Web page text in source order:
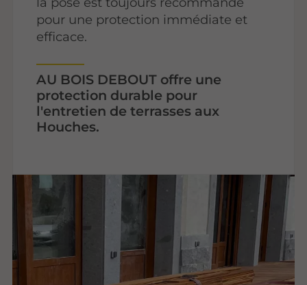
pour une protection immédiate et
efficace.
AU BOIS DEBOUT offre une
protection durable pour
l'entretien de terrasses aux
Houches.